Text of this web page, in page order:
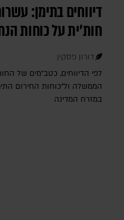
דיווחים בתימן:
חות'ית על כוחות
דורון פסקין
לפי הדיווחים, כטב"מים של
הממשלה ול"כוחות החירום
במזרח המדינה